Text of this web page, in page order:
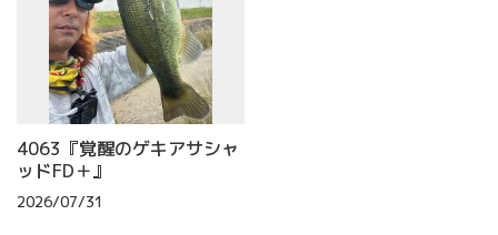
4063『覚醒のゲキアサシャ
ッドFD＋』
2026/07/31